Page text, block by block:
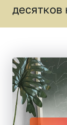
десятков